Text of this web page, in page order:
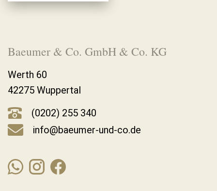
Baeumer & Co. GmbH & Co. KG
Werth 60
42275 Wuppertal
(0202) 255 340
info@baeumer-und-co.de